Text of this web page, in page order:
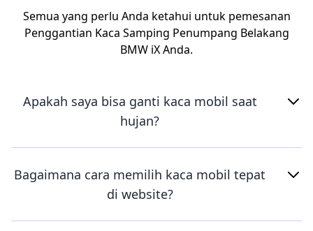
Semua yang perlu Anda ketahui untuk pemesanan
Penggantian Kaca Samping Penumpang Belakang
BMW iX Anda.
Apakah saya bisa ganti kaca mobil saat
hujan?
Bagaimana cara memilih kaca mobil tepat
di website?